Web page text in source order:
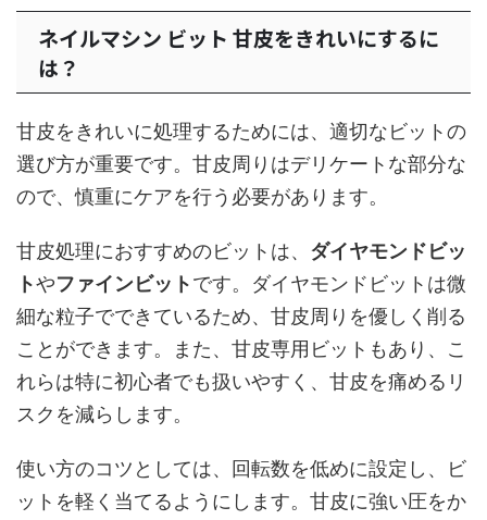
ネイルマシン ビット 甘皮をきれいにするに
は？
甘皮をきれいに処理するためには、適切なビットの
選び方が重要です。甘皮周りはデリケートな部分な
ので、慎重にケアを行う必要があります。
甘皮処理におすすめのビットは、 ダイヤモンドビッ
トやファインビットです。ダイヤモンドビットは微
細な粒子でできているため、甘皮周りを優しく削る
ことができます。また、甘皮専用ビットもあり、こ
れらは特に初心者でも扱いやすく、甘皮を痛めるリ
スクを減らします。
使い方のコツとしては、回転数を低めに設定し、ビ
ットを軽く当てるようにします。甘皮に強い圧をか